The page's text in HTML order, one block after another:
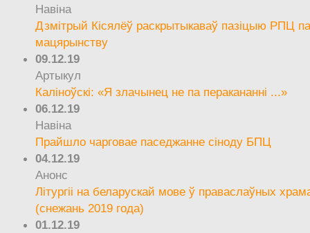
Навіна
Дзмітрый Кісялёў раскрытыкаваў пазіцыю РПЦ
мацярынству
09.12.19
Артыкул
Каліноўскі: «Я злачынец не па перакананні ...»
06.12.19
Навіна
Прайшло чарговае паседжанне сіноду БПЦ
04.12.19
Анонс
Літургіі на беларускай мове ў праваслаўных
(снежань 2019 года)
01.12.19